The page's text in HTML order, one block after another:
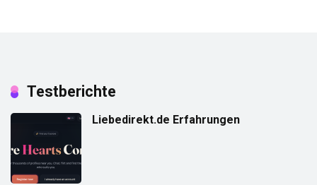
Testberichte
Liebedirekt.de Erfahrungen